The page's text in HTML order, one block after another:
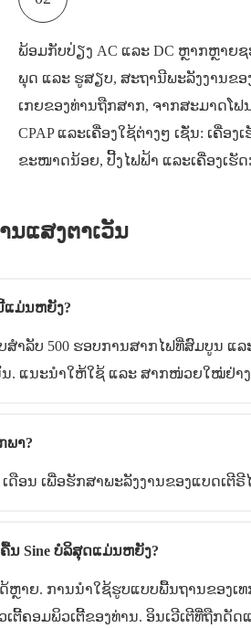
ພ້ອມກັບປ່ຽງ AC ແລະ DC ຫຼາກຫຼາຍ
ພຸດ ແລະ ຮູສຽບ, ສະຖານີພະລັງງານຂອ
ເກຍຂອງທ່ານຖືກສາກ, ຈາກສະມາດໂຟ
CPAP ແລະເຄື່ອງໃຊ້ຕ່າງໆ ເຊັ່ນ: ເຄື່ອງ
ຂະໜາດນ້ອຍ, ປີ້ງໄຟຟ້າ ແລະເຄື່ອງເຮັ
ແສງຕາເວັນ
ແມ່ນຫຍັງ?
ສໍາລັບ 500 ຮອບການສາກໄຟທີ່ສົມບູນ
ແນະນຳໃຫ້ໃຊ້ ແລະ ສາກໜ່ວຍໃໝ່ຢ່າ
ພາ?
ອນ ເພື່ອຮັກສາພະລັງງານຂອງແບດເຕີຣີ
ນ Sine ບໍລິສຸດແມ່ນຫຍັງ?
ດ້ຫຼາຍ. ການນໍາໃຊ້ຮູບແບບພື້ນຖານຂອງ
ຕີ້ຄອມພິວເຕີ້ຂອງທ່ານ. ອິນເວີເຕີທີ່ຖືກ